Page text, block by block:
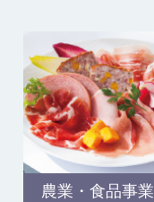
農業・食品事業